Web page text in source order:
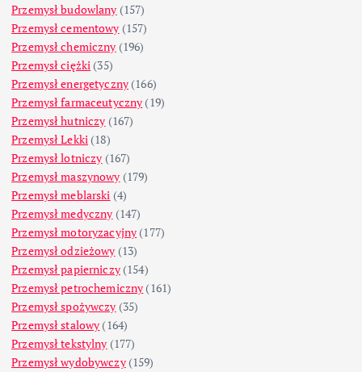
Przemysł budowlany (157)
Przemysł cementowy (157)
Przemysł chemiczny (196)
Przemysł ciężki (35)
Przemysł energetyczny (166)
Przemysł farmaceutyczny (19)
Przemysł hutniczy (167)
Przemysł Lekki (18)
Przemysł lotniczy (167)
Przemysł maszynowy (179)
Przemysł meblarski (4)
Przemysł medyczny (147)
Przemysł motoryzacyjny (177)
Przemysł odzieżowy (13)
Przemysł papierniczy(154)
Przemysł petrochemiczny (161)
Przemysł spożywczy (35)
Przemysł stalowy (164)
Przemysł tekstylny (177)
Przemysł wydobywczy(159)